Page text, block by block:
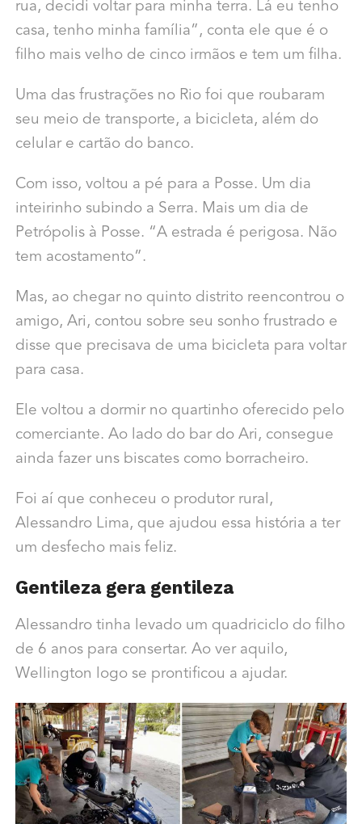
rua, decidi voltar para minha terra. Lá eu tenho
casa, tenho minha família”, conta ele que é o
filho mais velho de cinco irmãos e tem um filha.
Uma das frustrações no Rio foi que roubaram
seu meio de transporte, a bicicleta, além do
celular e cartão do banco.
Com isso, voltou a pé para a Posse. Um dia
inteirinho subindo a Serra. Mais um dia de
Petrópolis à Posse. “A estrada é perigosa. Não
tem acostamento”.
Mas, ao chegar no quinto distrito reencontrou o
amigo, Ari, contou sobre seu sonho frustrado e
disse que precisava de uma bicicleta para voltar
para casa.
Ele voltou a dormir no quartinho oferecido pelo
comerciante. Ao lado do bar do Ari, consegue
ainda fazer uns biscates como borracheiro.
Foi aí que conheceu o produtor rural,
Alessandro Lima, que ajudou essa história a ter
um desfecho mais feliz.
Gentileza gera gentileza
Alessandro tinha levado um quadriciclo do filho
de 6 anos para consertar. Ao ver aquilo,
Wellington logo se prontificou a ajudar.